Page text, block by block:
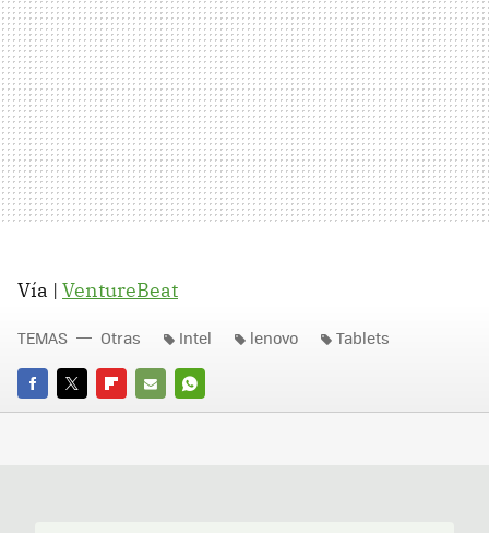
Vía | VentureBeat
FACEBOOK
TWITTERFLIPBOARD
E-
WHATSAPP
TEMAS Otras Intel lenovo Tablets